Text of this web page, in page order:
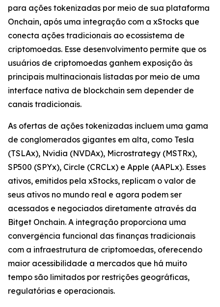
para ações tokenizadas por meio de sua plataforma
Onchain, após uma integração com a xStocks que
conecta ações tradicionais ao ecossistema de
criptomoedas. Esse desenvolvimento permite que os
usuários de criptomoedas ganhem exposição às
principais multinacionais listadas por meio de uma
interface nativa de blockchain sem depender de
canais tradicionais.
As ofertas de ações tokenizadas incluem uma gama
de conglomerados gigantes em alta, como Tesla
(TSLAx), Nvidia (NVDAx), Microstrategy (MSTRx),
SP500 (SPYx), Circle (CRCLx) e Apple (AAPLx). Esses
ativos, emitidos pela xStocks, replicam o valor de
seus ativos no mundo real e agora podem ser
acessados e negociados diretamente através da
Bitget Onchain. A integração proporciona uma
convergência funcional das finanças tradicionais
com a infraestrutura de criptomoedas, oferecendo
maior acessibilidade a mercados que há muito
tempo são limitados por restrições geográficas,
regulatórias e operacionais.